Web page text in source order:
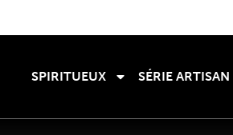
SPIRITUEUX SÉRIE ARTISAN